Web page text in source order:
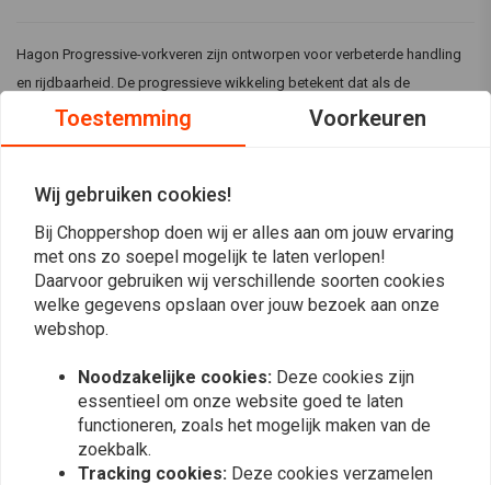
Hagon Progressive-vorkveren zijn ontworpen voor verbeterde handling
en rijdbaarheid. De progressieve wikkeling betekent dat als de
suspensie wordt samengedrukt, de veren sterker worden.
De veren worden geleverd met Tuv- of ABE-certificering.
Reviews
(0 beoordelingen)
Toestemming Voorkeuren
Wij gebruiken cookies!
Bij Choppershop doen wij er alles aan om jouw ervaring
met ons zo soepel mogelijk te laten verlopen!
Daarvoor gebruiken wij verschillende soorten cookies
welke gegevens opslaan over jouw bezoek aan onze
webshop.
Noodzakelijke cookies: Deze cookies zijn
essentieel om onze website goed te laten
functioneren, zoals het mogelijk maken van de
zoekbalk.
Tracking cookies: Deze cookies verzamelen